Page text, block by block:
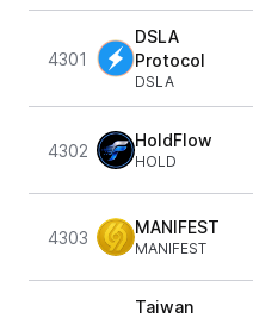
4301
DSLA
Protocol
DSLA
4302
HoldFlow
HOLD
4303
MANIFEST
MANIFEST
Taiwan